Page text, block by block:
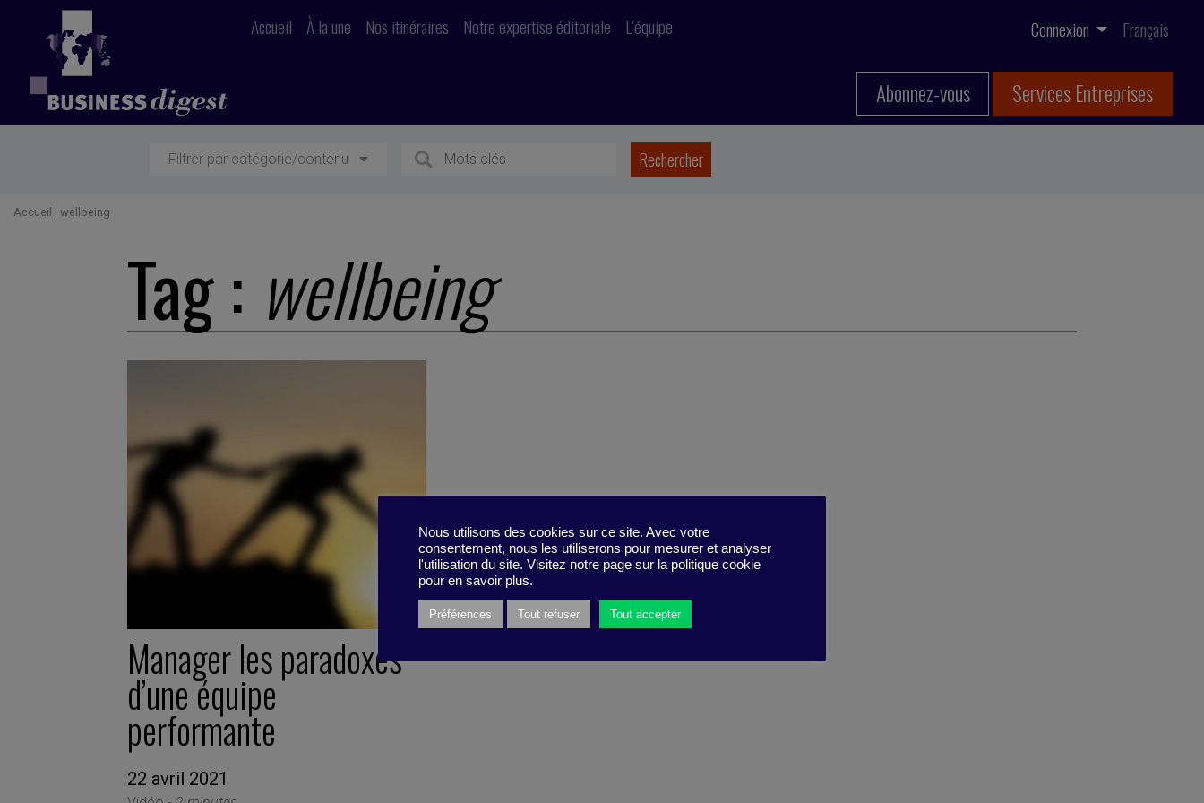
Accueil À la une Nos itinéraires Notre expertise éditoriale L’équipe Connexion Français
Abonnez-vous Services Entreprises
Filtrer par catégorie/contenu
Accueil | wellbeing
Tag : wellbeing
Manager les paradoxes
d’une équipe
performante
22 avril 2021
Nous utilisons des cookies sur ce site. Avec votre
consentement, nous les utiliserons pour mesurer et analyser
l'utilisation du site. Visitez notre page sur la politique cookie
pour en savoir plus.
Préférences Tout refuser Tout accepter